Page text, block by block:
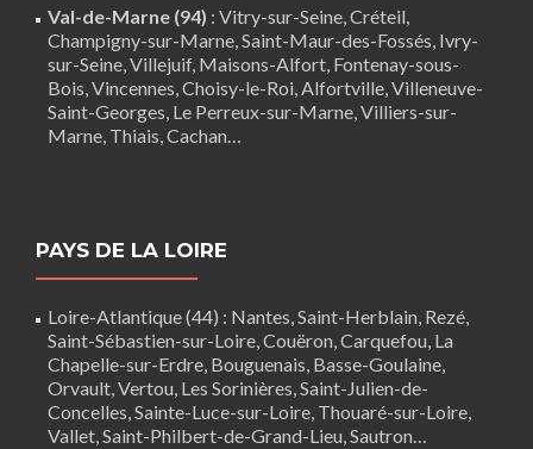
Val-de-Marne (94) : Vitry-sur-Seine,Créteil,
Champigny-sur-Marne, Saint-Maur-des-Fossés, Ivry-
sur-Seine, Villejuif, Maisons-Alfort, Fontenay-sous-
Bois,Vincennes, Choisy-le-Roi, Alfortville, Villeneuve-
Saint-Georges, Le Perreux-sur-Marne, Villiers-sur-
Marne, Thiais, Cachan…
PAYS DE LA LOIRE
Loire-Atlantique (44) : Nantes,Saint-Herblain, Rezé,
Saint-Sébastien-sur-Loire,Couëron,Carquefou, La
Chapelle-sur-Erdre, Bouguenais, Basse-Goulaine,
Orvault,Vertou, Les Sorinières,Saint-Julien-de-
Concelles,Sainte-Luce-sur-Loire, Thouaré-sur-Loire,
Vallet, Saint-Philbert-de-Grand-Lieu, Sautron…